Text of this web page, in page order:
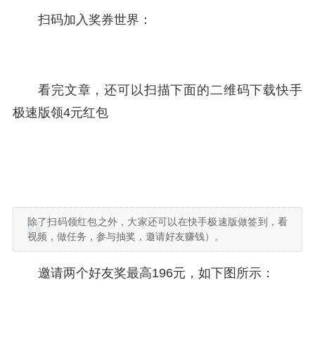
扫码加入奖券世界：
看完文章，还可以扫描下面的二维码下载快手
极速版领4元红包
除了扫码领红包之外，大家还可以在快手极速版做签到，看
视频，做任务，参与抽奖，邀请好友赚钱）。
邀请两个好友奖最高196元，如下图所示：